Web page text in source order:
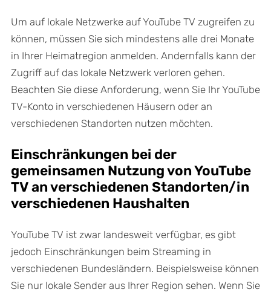
Um auf lokale Netzwerke auf YouTube TV zugreifen zu
können, müssen Sie sich mindestens alle drei Monate
in Ihrer Heimatregion anmelden. Andernfalls kann der
Zugriff auf das lokale Netzwerk verloren gehen.
Beachten Sie diese Anforderung, wenn Sie Ihr YouTube
TV-Konto in verschiedenen Häusern oder an
verschiedenen Standorten nutzen möchten.
Einschränkungen bei der
gemeinsamen Nutzung von YouTube
TV an verschiedenen Standorten/in
verschiedenen Haushalten
YouTube TV ist zwar landesweit verfügbar, es gibt
jedoch Einschränkungen beim Streaming in
verschiedenen Bundesländern. Beispielsweise können
Sie nur lokale Sender aus Ihrer Region sehen. Wenn Sie